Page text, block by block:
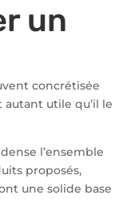
un
concrétisée
autant utile qu’il le
l’ensemble
proposés,
une solide base